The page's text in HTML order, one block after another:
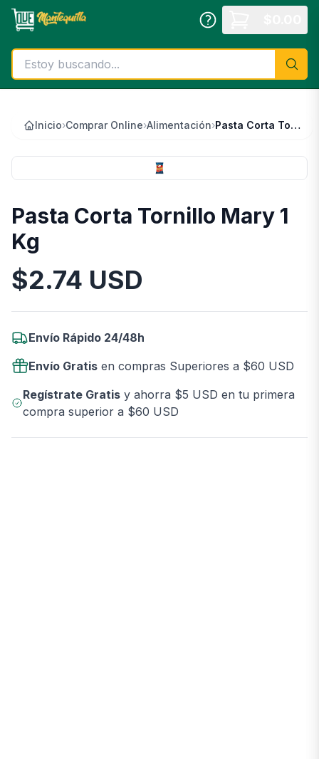
Saltar al contenido principal
Inicio›Comprar Online›Alimentación› Pasta Corta Tornillo Mary 1 Kg
Pasta Corta Tornillo Mary 1
Kg
Información del Producto
$2.74 USD
Envío Rápido 24/48h
Envío Gratis en compras Superiores a $60 USD
Regístrate Gratisy ahorra $5 USD en tu primera
compra superior a $60 USD